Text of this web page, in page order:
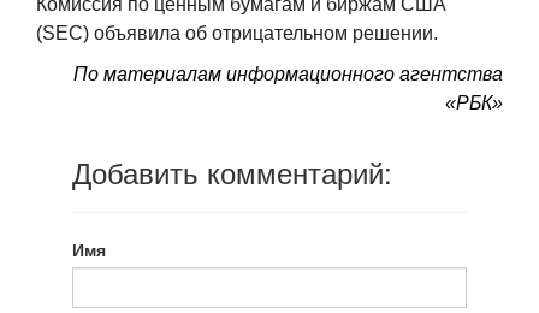
Комиссия по ценным бумагам и биржам США
(SEC) объявила об отрицательном решении.
По материалам информационного агентства
«РБК»
Добавить комментарий:
Имя